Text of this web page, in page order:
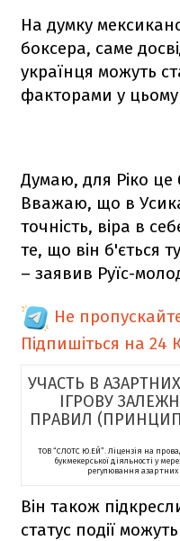
На думку
боксера, саме
українця можуть
факторами у цьому
Думаю, для Ріко це
Вважаю, що в
точність, віра в
те, що він б'ється
– заявив Руїс-
Не
Підпишіться на 24
УЧАСТЬ В
ІГРОВУ
ПРАВИЛ
ТОВ “СЛОТС Ю.ЕЙ”. Ліцензія на
букмекерської діяльності у
регулювання азартних
Він також
статус події